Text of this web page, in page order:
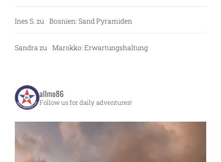
Ines S. zu Bosnien: Sand Pyramiden
Sandra zu Marokko: Erwartungshaltung
allmo86
Follow us for daily adventures!